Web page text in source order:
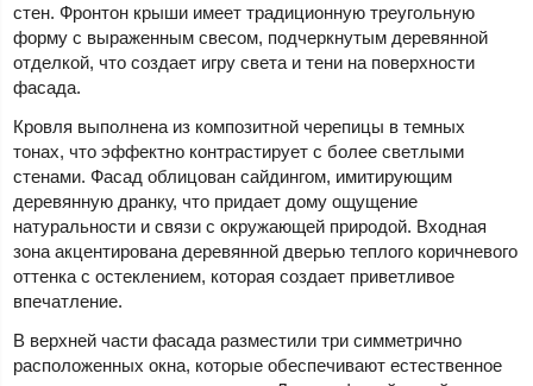
стен. Фронтон крыши имеет традиционную треугольную
форму с выраженным свесом, подчеркнутым деревянной
отделкой, что создает игру света и тени на поверхности
фасада.
Кровля выполнена из композитной черепицы в темных
тонах, что эффектно контрастирует с более светлыми
стенами. Фасад облицован сайдингом, имитирующим
деревянную дранку, что придает дому ощущение
натуральности и связи с окружающей природой. Входная
зона акцентирована деревянной дверью теплого коричневого
оттенка с остеклением, которая создает приветливое
впечатление.
В верхней части фасада разместили три симметрично
расположенных окна, которые обеспечивают естественное